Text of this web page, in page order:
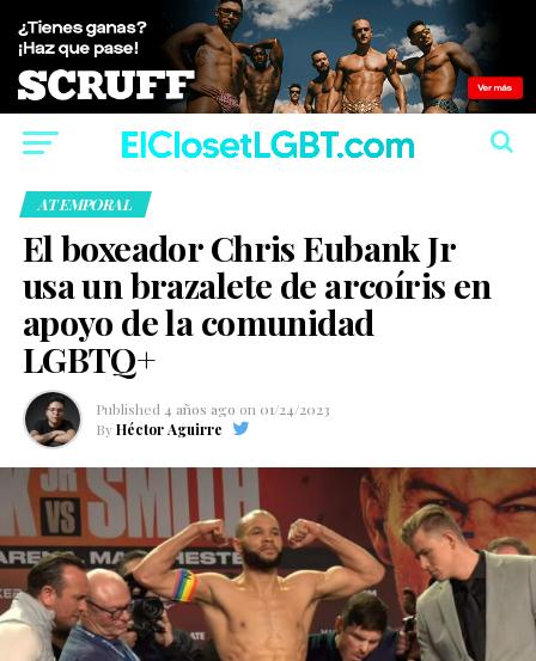
ATEMPORAL
El boxeador Chris Eubank Jr
usa un brazalete de arcoíris en
apoyo de la comunidad
LGBTQ+
Published 4 años ago on 01/24/2023
By Héctor Aguirre